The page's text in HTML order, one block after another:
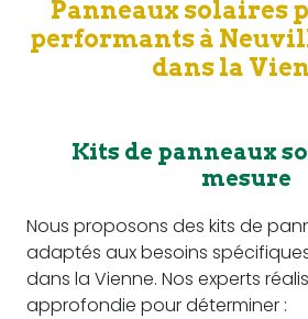
Panneaux solaires
performants à
dans la
Kits de panneaux
mesure
Nous proposons des kits de
adaptés aux besoins
dans la Vienne. Nos experts
approfondie pour déterminer :